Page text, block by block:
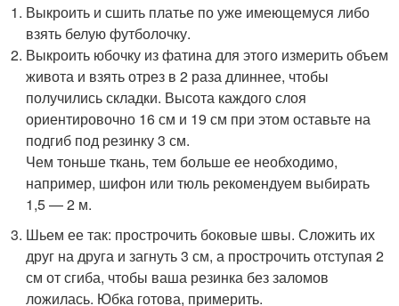
Выкроить и сшить платье по уже имеющемуся либо
взять белую футболочку.
Выкроить юбочку из фатина для этого измерить объем
живота и взять отрез в 2 раза длиннее, чтобы
получились складки. Высота каждого слоя
ориентировочно 16 см и 19 см при этом оставьте на
подгиб под резинку 3 см.
Чем тоньше ткань, тем больше ее необходимо,
например, шифон или тюль рекомендуем выбирать
1,5 — 2 м.
Шьем ее так: прострочить боковые швы. Сложить их
друг на друга и загнуть 3 см, а прострочить отступая 2
см от сгиба, чтобы ваша резинка без заломов
ложилась. Юбка готова, примерить.